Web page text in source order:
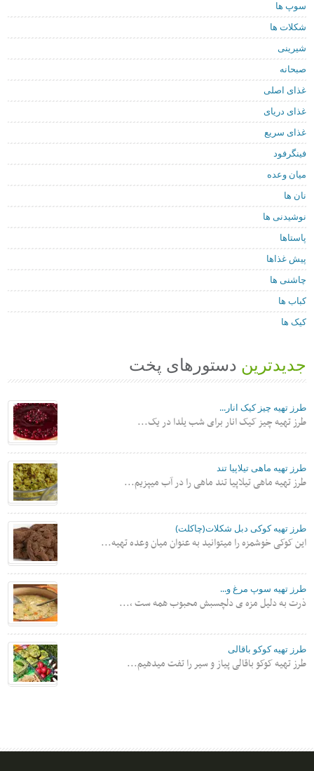
سوپ ها
شکلات ها
شیرینی
صبحانه
غذای اصلی
غذای دریای
غذای سریع
فینگرفود
میان وعده
نان ها
نوشیدنی ها
پاستاها
پیش غذاها
چاشنی ها
کباب ها
کیک ها
جدیدترین دستورهای پخت
طرز تهیه چیز کیک انار...
طرز تهیه چیز کیک انار برای شب یلدا در یک...
طرز تهیه ماهی تیلاپیا تند
طرز تهیه ماهی تیلاپیا تند ماهی را در آب میپزیم...
طرز تهیه کوکی دبل شکلات(چاکلت)
این کوکی خوشمزه را میتوانید به عنوان میان وعده تهیه...
طرز تهیه سوپ مرغ و...
ذرت به دلیل مزه ی دلچسبش محبوب همه ست ،...
طرز تهیه کوکو باقالی
طرز تهیه کوکو باقالی پیاز و سیر را تفت میدهیم...